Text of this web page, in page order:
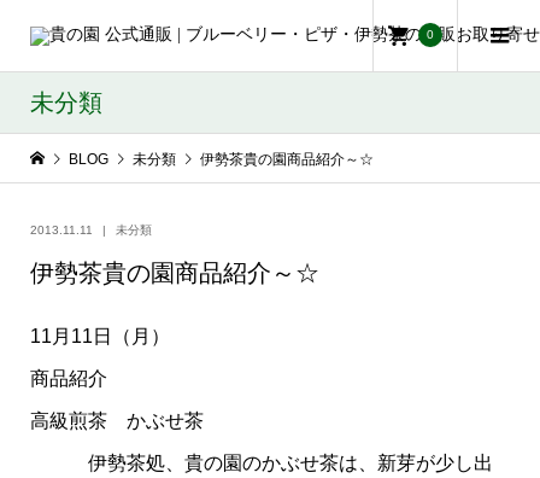
0
未分類
BLOG 未分類 伊勢茶貴の園商品紹介～☆
2013.11.11 未分類
伊勢茶貴の園商品紹介～☆
11月11日（月）
商品紹介
高級煎茶 かぶせ茶
伊勢茶処、貴の園のかぶせ茶は、新芽が少し出